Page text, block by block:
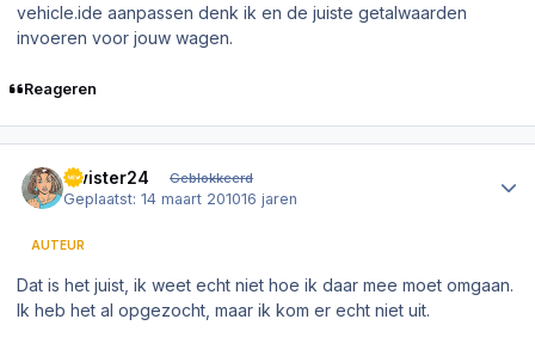
vehicle.ide aanpassen denk ik en de juiste getalwaarden
invoeren voor jouw wagen.
Reageren
Twister24 Geblokkeerd
Geplaatst:14 maart 201016 jaren
AUTEUR
Dat is het juist, ik weet echt niet hoe ik daar mee moet omgaan.
Ik heb het al opgezocht, maar ik kom er echt niet uit.